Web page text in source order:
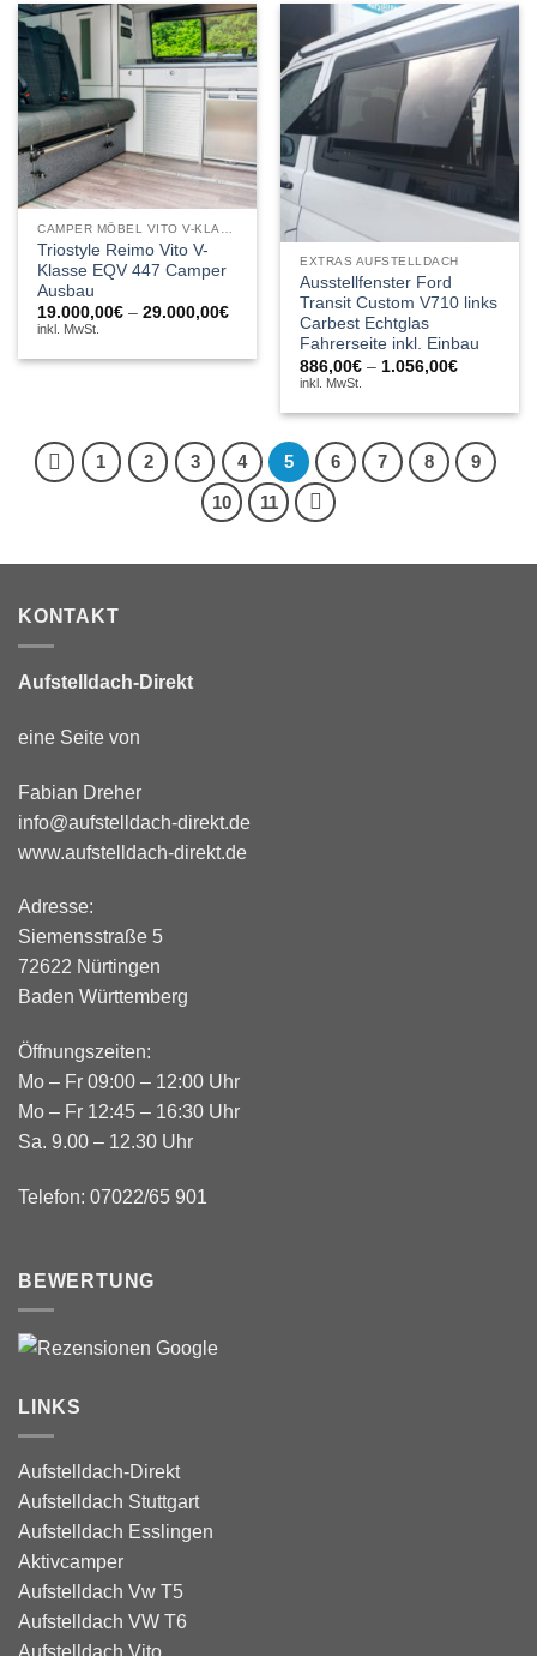
Triostyle Reimo Vito V-
Klasse EQV 447 Camper
Ausbau
19.000,00€ –29.000,00€Preisspanne:
19.000,00€
29.000,00€
inkl. MwSt.
EXTRAS AUFSTELLDACH
Ausstellfenster Ford
Transit Custom V710 links
Carbest Echtglas
Fahrerseite inkl. Einbau
886,00€ – 1.056,00€
1.056,00€
inkl. MwSt.
1 2 3 4 5 6 7 8
9
10
11
KONTAKT
Aufstelldach-Direkt
eine Seite von
Fabian Dreher
info@aufstelldach-direkt.de
www.aufstelldach-direkt.de
Adresse:
Siemensstraße 5
72622 Nürtingen
Baden Württemberg
Öffnungszeiten:
Mo – Fr 09:00 – 12:00 Uhr
Mo – Fr 12:45 – 16:30 Uhr
Sa. 9.00 – 12.30 Uhr
Telefon: 07022/65 901
BEWERTUNG
LINKS
Aufstelldach-Direkt
Aufstelldach Stuttgart
Aufstelldach Esslingen
Aktivcamper
Aufstelldach Vw T5
Aufstelldach VW T6